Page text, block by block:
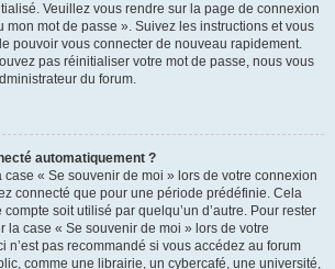
Veuillez vous rendre sur la page de connexion
mon mot de passe ». Suivez les instructions et vous
pouvoir vous connecter de nouveau rapidement.
pas réinitialiser votre mot de passe, nous vous
du forum.
automatiquement ?
« Se souvenir de moi » lors de votre connexion
connecté que pour une période prédéfinie. Cela
compte soit utilisé par quelqu’un d’autre. Pour rester
la case « Se souvenir de moi » lors de votre
n’est pas recommandé si vous accédez au forum
comme une librairie, un cybercafé, une université,